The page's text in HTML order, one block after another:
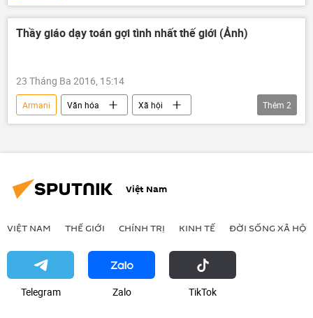
thời trang
Gucci
Prada
Dior
Chanel Louis Vuitton
Thầy giáo dạy toán gợi tình nhất thế giới (Ảnh)
23 Tháng Ba 2016, 15:14
Armani Văn hóa
Xã hội
Người mẫu
Internet
Thêm 2
Việt Nam
VIỆT NAM THẾ GIỚI CHÍNH TRỊ KINH TẾ ĐỜI SỐNG XÃ HỘI
Telegram Zalo ТikТоk